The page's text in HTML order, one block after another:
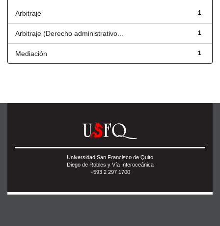
1
Arbitraje
1
Arbitraje (Derecho administrativo...
1
Mediación
Universidad San Francisco de Quito
Diego de Robles y Vía Interoceánica
+593 2 297 1700